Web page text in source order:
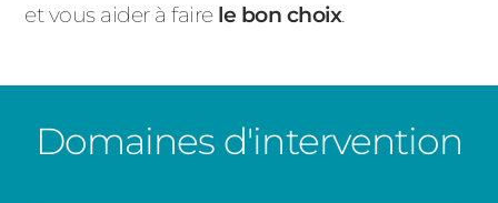
et vous aider à faire le bon choix.
Domaines d'intervention